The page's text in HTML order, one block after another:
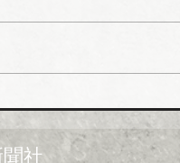
ヒトミを完
ミ新社長に
社